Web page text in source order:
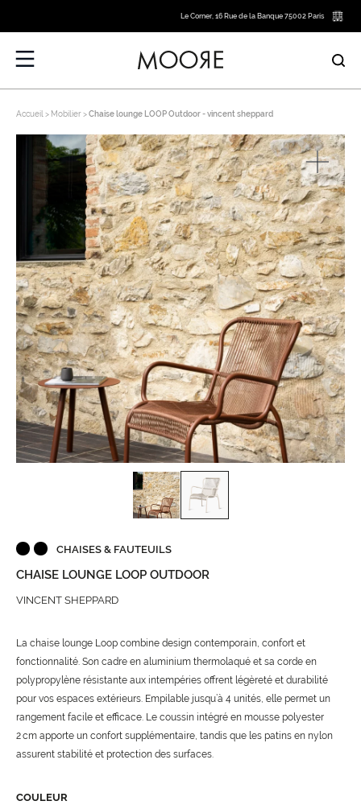
Le Corner, 16 Rue de la Banque 75002 Paris
Accueil Mobilier Chaise lounge LOOP Outdoor - vincent sheppard
CHAISES & FAUTEUILS
CHAISE LOUNGE LOOP OUTDOOR
VINCENT SHEPPARD
La chaise lounge Loop combine design contemporain, confort et
fonctionnalité. Son cadre en aluminium thermolaqué et sa corde en
polypropylène résistante aux intempéries offrent légèreté et durabilité
pour vos espaces extérieurs. Empilable jusqu’à 4 unités, elle permet un
rangement facile et efficace. Le coussin intégré en mousse polyester
2 cm apporte un confort supplémentaire, tandis que les patins en nylon
assurent stabilité et protection des surfaces.
COULEUR